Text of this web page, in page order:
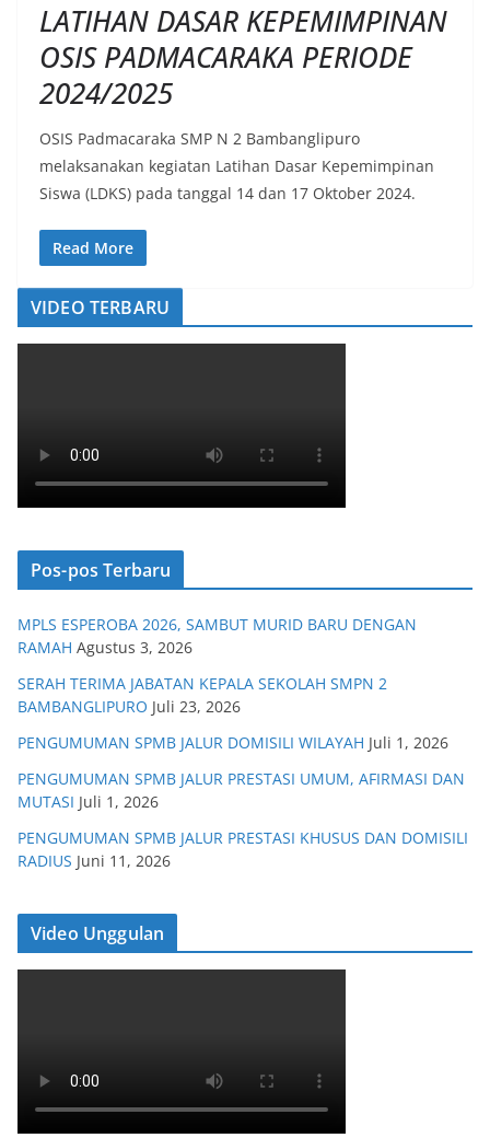
LATIHAN DASAR KEPEMIMPINAN
OSIS PADMACARAKA PERIODE
2024/2025
OSIS Padmacaraka SMP N 2 Bambanglipuro
melaksanakan kegiatan Latihan Dasar Kepemimpinan
Siswa (LDKS) pada tanggal 14 dan 17 Oktober 2024.
Read More
VIDEO TERBARU
Pos-pos Terbaru
MPLS ESPEROBA 2026, SAMBUT MURID BARU DENGAN
RAMAH Agustus 3, 2026
SERAH TERIMA JABATAN KEPALA SEKOLAH SMPN 2
BAMBANGLIPURO Juli 23, 2026
PENGUMUMAN SPMB JALUR DOMISILI WILAYAH Juli 1, 2026
PENGUMUMAN SPMB JALUR PRESTASI UMUM, AFIRMASI DAN
MUTASI Juli 1, 2026
PENGUMUMAN SPMB JALUR PRESTASI KHUSUS DAN DOMISILI
RADIUS Juni 11, 2026
Video Unggulan